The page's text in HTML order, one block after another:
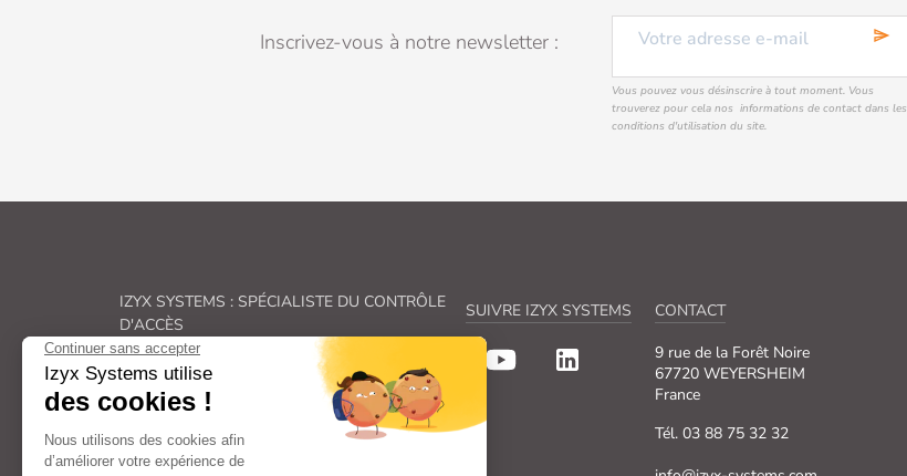
Inscrivez-vous à notre newsletter : send
Vous pouvez vous désinscrire à tout moment. Vous
trouverez pour cela nos informations de contact dans les
conditions d'utilisation du site.
IZYX SYSTEMS : SPÉCIALISTE DU CONTRÔLE
D'ACCÈS
Véritable spécialiste du
contrôle des accès, Izyx
Systemsfabrique une gamme complète de
solutions deverrouillage électrique et de
sécurité électronique
De lagâche électrique ventouse pour
porteen passant par les
SUIVRE IZYX SYSTEMS
CONTACT
9 rue de la Forêt Noire
67720 WEYERSHEIM
France
Tél. 03 88 75 32 32